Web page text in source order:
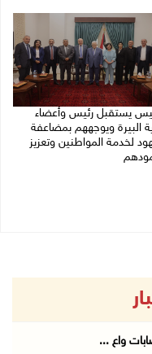
يستقبل رئيس وأعضاء
البيرة ويوجههم بمضاعفة
لخدمة المواطنين وتعزيز
واع ...